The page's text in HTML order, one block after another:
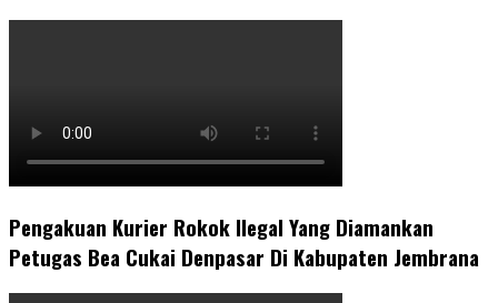
Pengakuan Kurier Rokok Ilegal Yang Diamankan
Petugas Bea Cukai Denpasar Di Kabupaten Jembrana